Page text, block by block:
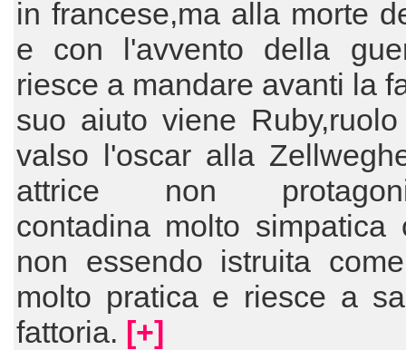
in francese,ma alla morte
e con l'avvento della
riesce a mandare avanti la
suo aiuto viene
valso l'oscar alla
attrice non
contadina molto simpatica
non essendo istruita
molto pratica e riesce a
fattoria. [+]